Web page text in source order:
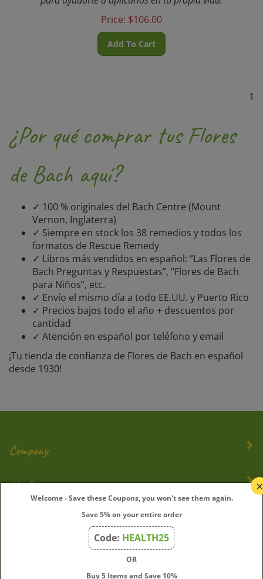
Price:
¿Por qué comprar tus Flores
de Bach aquí?
✓ 100 % originales del Bach Centre (Mount
Vernon, Inglaterra)
✓ Siempre en stock los 38 remedios y todos los
formatos de Rescue Remedy
✓ Libros más vendidos en español: “Las Flores de
Bach Preguntas y Respuestas”, “Flores de Bach
para Niños”, etc.
✓ Envío el mismo día a todo EE.UU. y Puerto Rico
✓ Precios bajos todo el año + descuentos por
cantidad
✓ Atención en español por teléfono y email
¡Tu tienda de confianza de Flores de Bach en español
desde 1930!
Company
My Account ×
Welcome - Save these Coupons, you won't see them again.
Save 5% on your entire order
Code: HEALTH25
OR
Buy 5 Items and Save 10%